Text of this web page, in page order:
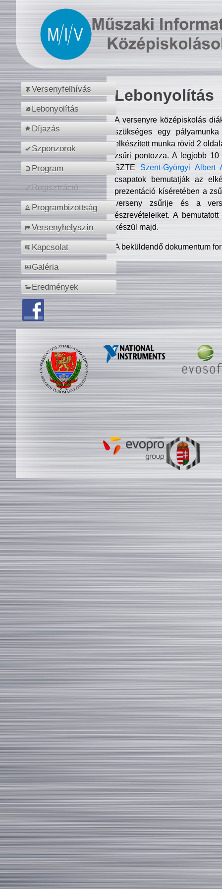
Versenyfelhívás
Lebonyolítás
Díjazás
Szponzorok
Program
Regisztráció
Programbizottság
Versenyhelyszín
Kapcsolat
Galéria
Eredmények
Lebonyolítás
A versenyre középiskolás
szükséges egy
elkészített munka rövid 2
zsűri pontozza. A legjobb
SZTE Szent-Györgyi Albert
csapatok bemutatják az
prezentáció kíséretében a
verseny zsűrije és a
észrevételeiket. A
készül majd.
A beküldendő dokumentum